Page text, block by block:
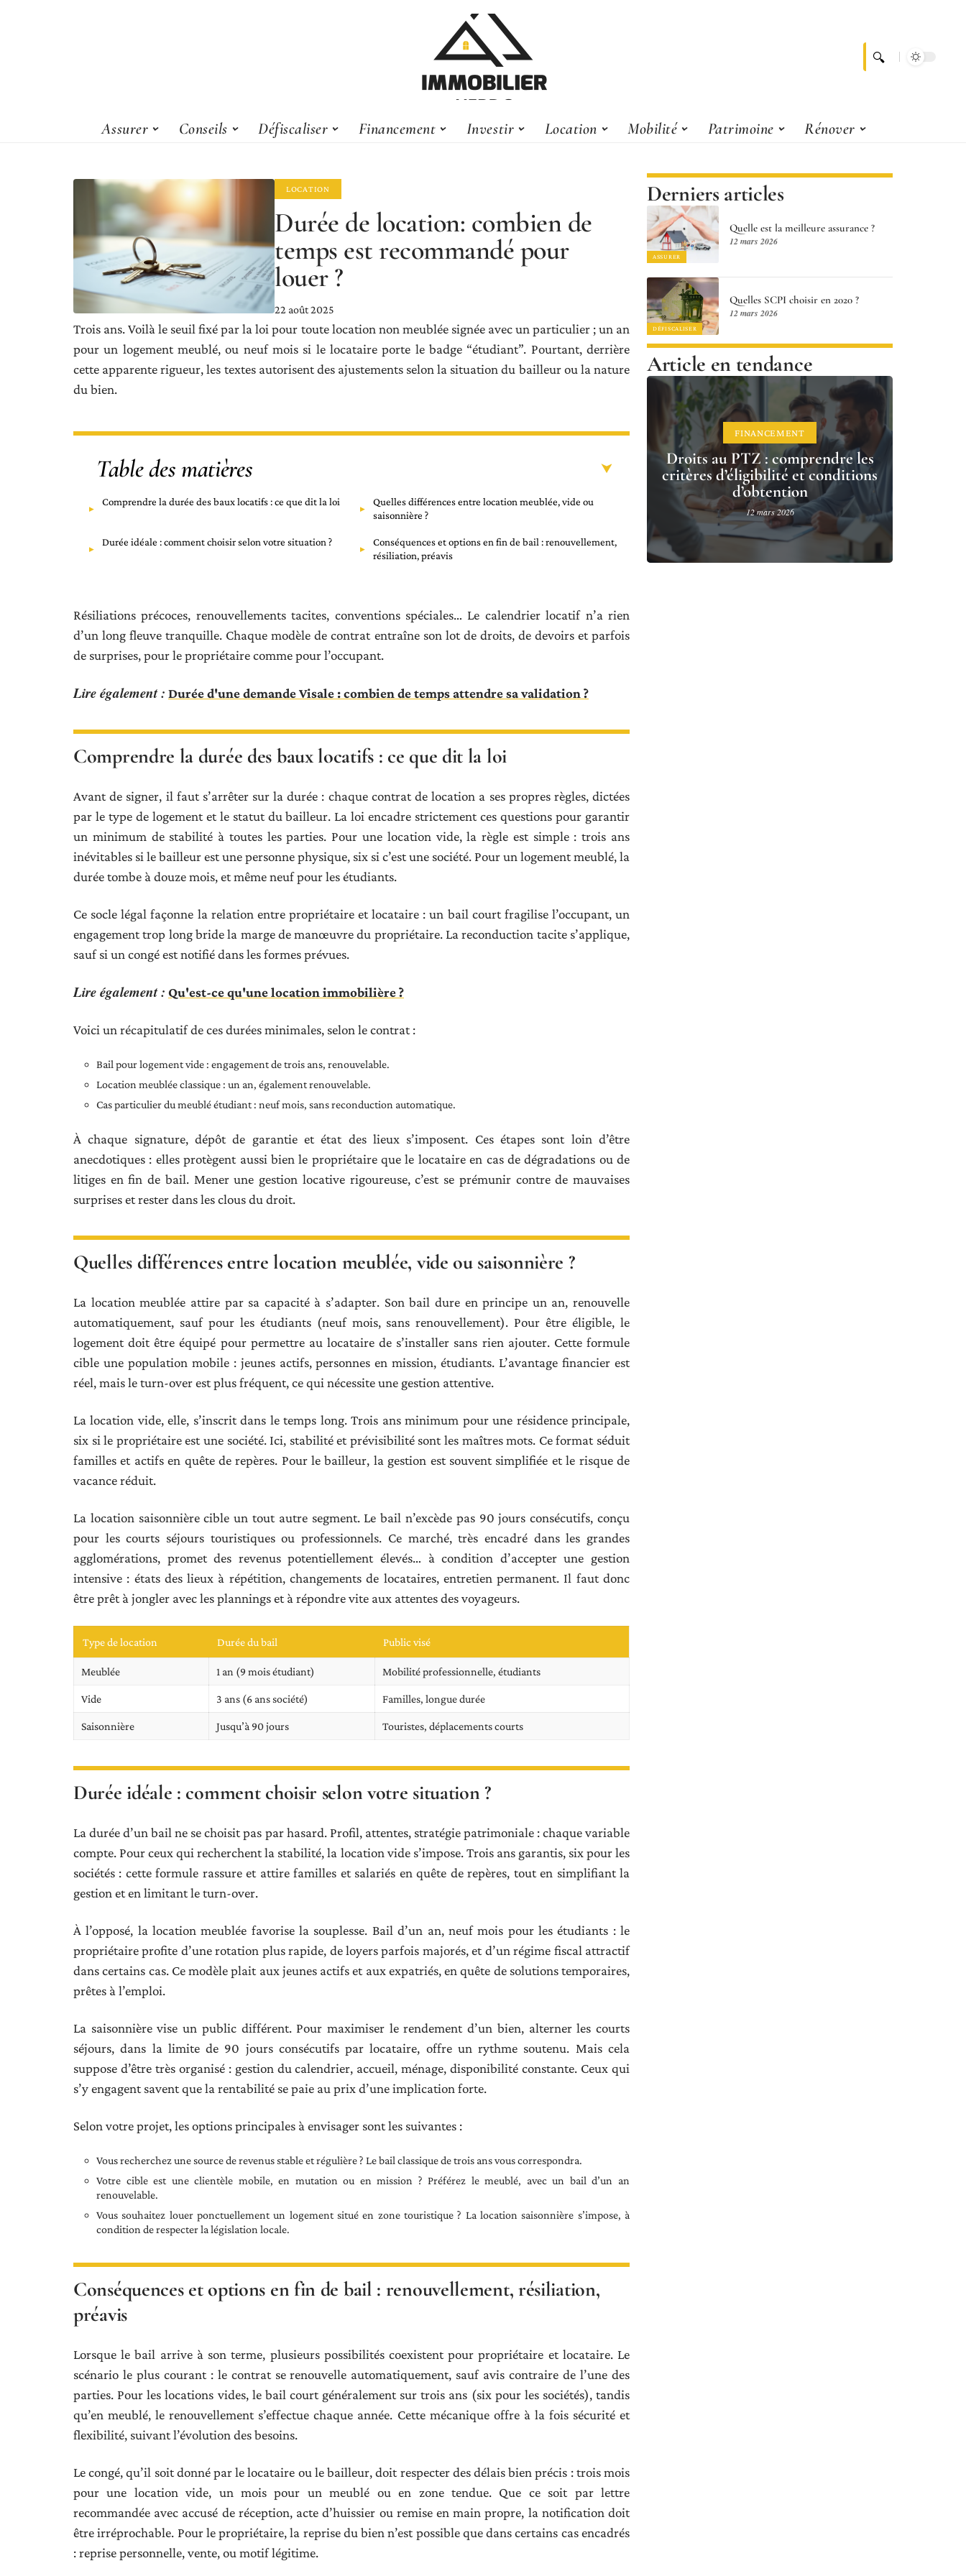
Assurer Conseils Défiscaliser Financement Investir Location Mobilité Patrimoine Rénover
LOCATION
Durée de location: combien de
temps est recommandé pour
louer ?
22 août 2025
Trois ans. Voilà le seuil fixé par la loi pour toute location non meublée signée avec un particulier ; un an
pour un logement meublé, ou neuf mois si le locataire porte le badge “étudiant”. Pourtant, derrière
cette apparente rigueur, les textes autorisent des ajustements selon la situation du bailleur ou la nature
du bien.
Table des matières
Comprendre la durée des baux locatifs : ce que dit la loi
Quelles différences entre location meublée, vide ou
saisonnière ?
Durée idéale : comment choisir selon votre situation ?
Conséquences et options en fin de bail : renouvellement,
résiliation, préavis
Résiliations précoces, renouvellements tacites, conventions spéciales… Le calendrier locatif n’a rien
d’un long fleuve tranquille. Chaque modèle de contrat entraîne son lot de droits, de devoirs et parfois
de surprises, pour le propriétaire comme pour l’occupant.
Lire également : Durée d'une demande Visale : combien de temps attendre sa validation ?
Comprendre la durée des baux locatifs : ce que dit la loi
Avant de signer, il faut s’arrêter sur la durée : chaque contrat de location a ses propres règles, dictées
par le type de logement et le statut du bailleur. La loi encadre strictement ces questions pour garantir
un minimum de stabilité à toutes les parties. Pour une location vide, la règle est simple : trois ans
inévitables si le bailleur est une personne physique, six si c’est une société. Pour un logement meublé, la
durée tombe à douze mois, et même neuf pour les étudiants.
Ce socle légal façonne la relation entre propriétaire et locataire : un bail court fragilise l’occupant, un
engagement trop long bride la marge de manœuvre du propriétaire. La reconduction tacite s’applique,
sauf si un congé est notifié dans les formes prévues.
Lire également : Qu'est-ce qu'une location immobilière ?
Voici un récapitulatif de ces durées minimales, selon le contrat :
Bail pour logement vide : engagement de trois ans, renouvelable.
Location meublée classique : un an, également renouvelable.
Cas particulier du meublé étudiant : neuf mois, sans reconduction automatique.
À chaque signature, dépôt de garantie et état des lieux s’imposent. Ces étapes sont loin d’être
anecdotiques : elles protègent aussi bien le propriétaire que le locataire en cas de dégradations ou de
litiges en fin de bail. Mener une gestion locative rigoureuse, c’est se prémunir contre de mauvaises
surprises et rester dans les clous du droit.
Quelles différences entre location meublée, vide ou saisonnière ?
La location meublée attire par sa capacité à s’adapter. Son bail dure en principe un an, renouvelle
automatiquement, sauf pour les étudiants (neuf mois, sans renouvellement). Pour être éligible, le
logement doit être équipé pour permettre au locataire de s’installer sans rien ajouter. Cette formule
cible une population mobile : jeunes actifs, personnes en mission, étudiants. L’avantage financier est
réel, mais le turn-over est plus fréquent, ce qui nécessite une gestion attentive.
La location vide, elle, s’inscrit dans le temps long. Trois ans minimum pour une résidence principale,
six si le propriétaire est une société. Ici, stabilité et prévisibilité sont les maîtres mots. Ce format séduit
familles et actifs en quête de repères. Pour le bailleur, la gestion est souvent simplifiée et le risque de
vacance réduit.
La location saisonnière cible un tout autre segment. Le bail n’excède pas 90 jours consécutifs, conçu
pour les courts séjours touristiques ou professionnels. Ce marché, très encadré dans les grandes
agglomérations, promet des revenus potentiellement élevés… à condition d’accepter une gestion
intensive : états des lieux à répétition, changements de locataires, entretien permanent. Il faut donc
être prêt à jongler avec les plannings et à répondre vite aux attentes des voyageurs.
Type de location Durée du bail Public visé
Meublée 1 an (9 mois étudiant) Mobilité professionnelle, étudiants
Vide 3 ans (6 ans société) Familles, longue durée
Saisonnière Jusqu’à 90 jours Touristes, déplacements courts
Durée idéale : comment choisir selon votre situation ?
La durée d’un bail ne se choisit pas par hasard. Profil, attentes, stratégie patrimoniale : chaque variable
compte. Pour ceux qui recherchent la stabilité, la location vide s’impose. Trois ans garantis, six pour les
sociétés : cette formule rassure et attire familles et salariés en quête de repères, tout en simplifiant la
gestion et en limitant le turn-over.
À l’opposé, la location meublée favorise la souplesse. Bail d’un an, neuf mois pour les étudiants : le
propriétaire profite d’une rotation plus rapide, de loyers parfois majorés, et d’un régime fiscal attractif
dans certains cas. Ce modèle plait aux jeunes actifs et aux expatriés, en quête de solutions temporaires,
prêtes à l’emploi.
La saisonnière vise un public différent. Pour maximiser le rendement d’un bien, alterner les courts
séjours, dans la limite de 90 jours consécutifs par locataire, offre un rythme soutenu. Mais cela
suppose d’être très organisé : gestion du calendrier, accueil, ménage, disponibilité constante. Ceux qui
s’y engagent savent que la rentabilité se paie au prix d’une implication forte.
Selon votre projet, les options principales à envisager sont les suivantes :
Vous recherchez une source de revenus stable et régulière ? Le bail classique de trois ans vous correspondra.
Votre cible est une clientèle mobile, en mutation ou en mission ? Préférez le meublé, avec un bail d’un an
renouvelable.
Vous souhaitez louer ponctuellement un logement situé en zone touristique ? La location saisonnière s’impose, à
condition de respecter la législation locale.
Conséquences et options en fin de bail : renouvellement, résiliation,
préavis
Lorsque le bail arrive à son terme, plusieurs possibilités coexistent pour propriétaire et locataire. Le
scénario le plus courant : le contrat se renouvelle automatiquement, sauf avis contraire de l’une des
parties. Pour les locations vides, le bail court généralement sur trois ans (six pour les sociétés), tandis
qu’en meublé, le renouvellement s’effectue chaque année. Cette mécanique offre à la fois sécurité et
flexibilité, suivant l’évolution des besoins.
Le congé, qu’il soit donné par le locataire ou le bailleur, doit respecter des délais bien précis : trois mois
pour une location vide, un mois pour un meublé ou en zone tendue. Que ce soit par lettre
recommandée avec accusé de réception, acte d’huissier ou remise en main propre, la notification doit
être irréprochable. Pour le propriétaire, la reprise du bien n’est possible que dans certains cas encadrés
: reprise personnelle, vente, ou motif légitime.
Derniers articles
ASSURER
Quelle est la meilleure assurance ?
12 mars 2026
DÉFISCALISER
Quelles SCPI choisir en 2020 ?
12 mars 2026
Article en tendance
FINANCEMENT
Droits au PTZ : comprendre les
critères d’éligibilité et conditions
d’obtention
12 mars 2026